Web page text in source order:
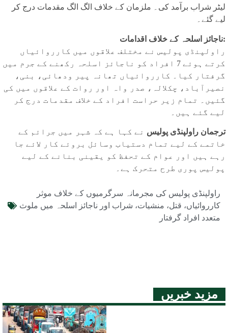
لیٹر شراب برآمد کی۔ ملزمان کے خلاف الگ الگ مقدمات درج کر
لیے گئے۔
ناجائز اسلحہ کے خلاف اقدامات:
راولپنڈی پولیس نے مختلف علاقوں میں کارروائیاں
کرتے ہوئے 7 افراد کو ناجائز اسلحہ رکھنے کے جرم میں
گرفتار کیا۔ کارروائیاں تھانہ پیر ودھائی، بنی،
نصیرآباد، چکلالہ، صدر واہ اور روات کے علاقوں میں کی
گئیں۔ تمام زیر حراست افراد کے خلاف مقدمات درج کر
لیے گئے ہیں۔
ترجمان راولپنڈی پولیس نے کہا ہے کہ شہر میں جرائم کے
خاتمے کے لیے تمام دستیاب وسائل بروئے کار لائے جا
رہے ہیں اور عوام کے تحفظ کو یقینی بنانے کے لیے
پولیس پوری طرح متحرک ہے۔
راولپنڈی پولیس کی مجرمانہ سرگرمیوں کے خلاف موثر
کارروائیاں، قتل، منشیات، شراب اور ناجائز اسلحہ میں ملوث
متعدد افراد گرفتار
مزید خبریں